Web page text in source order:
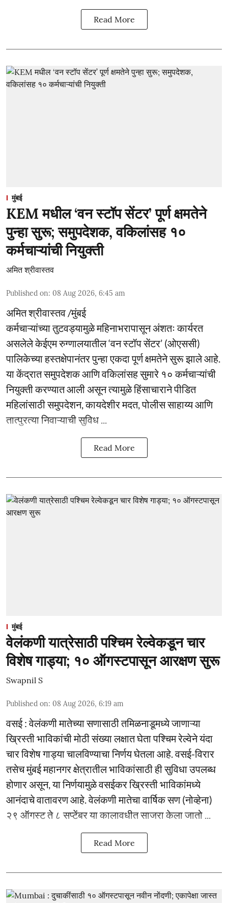
Read More
मुंबई
KEM मधील ‘वन स्टॉप सेंटर’ पूर्ण क्षमतेने
पुन्हा सुरू; समुपदेशक, वकिलांसह १०
कर्मचाऱ्यांची नियुक्ती
अमित श्रीवास्तव
Published on: 08 Aug 2026, 6:45 am
अमित श्रीवास्तव /मुंबई
कर्मचाऱ्यांच्या तुटवड्यामुळे महिनाभरापासून अंशतः कार्यरत
असलेले केईएम रुग्णालयातील ‘वन स्टॉप सेंटर’ (ओएससी)
पालिकेच्या हस्तक्षेपानंतर पुन्हा एकदा पूर्ण क्षमतेने सुरू झाले आहे.
या केंद्रात समुपदेशक आणि वकिलांसह सुमारे १० कर्मचाऱ्यांची
नियुक्ती करण्यात आली असून त्यामुळे हिंसाचाराने पीडित
महिलांसाठी समुपदेशन, कायदेशीर मदत, पोलीस साहाय्य आणि
तात्पुरत्या निवाऱ्याची सुविध ...
Read More
मुंबई
वेलंकणी यात्रेसाठी पश्चिम रेल्वेकडून चार
विशेष गाड्या; १० ऑगस्टपासून आरक्षण सुरू
Swapnil S
Published on: 08 Aug 2026, 6:19 am
वसई : वेलंकणी मातेच्या सणासाठी तमिळनाडूमध्ये जाणाऱ्या
ख्रिस्ती भाविकांची मोठी संख्या लक्षात घेता पश्चिम रेल्वेने यंदा
चार विशेष गाड्या चालविण्याचा निर्णय घेतला आहे. वसई-विरार
तसेच मुंबई महानगर क्षेत्रातील भाविकांसाठी ही सुविधा उपलब्ध
होणार असून, या निर्णयामुळे वसईकर ख्रिस्ती भाविकांमध्ये
आनंदाचे वातावरण आहे. वेलंकणी मातेचा वार्षिक सण (नोव्हेना)
२९ ऑगस्ट ते ८ सप्टेंबर या कालावधीत साजरा केला जातो ...
Read More